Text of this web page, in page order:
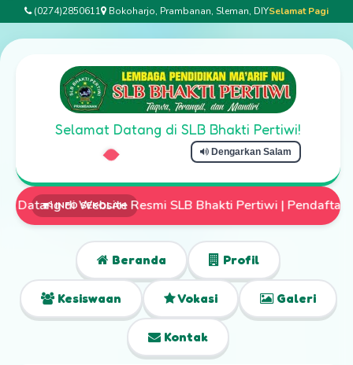
(0274)2850611 Bokoharjo, Prambanan, Sleman, DIYSelamat Pagi
Selamat Datang di SLB Bhakti Pertiwi!
Dengarkan Salam
INFO SEKOLAH
Resmi SLB Bhakti Pertiwi | Pendaftaran Siswa Baru
Beranda Profil
Kesiswaan Vokasi Galeri
Kontak